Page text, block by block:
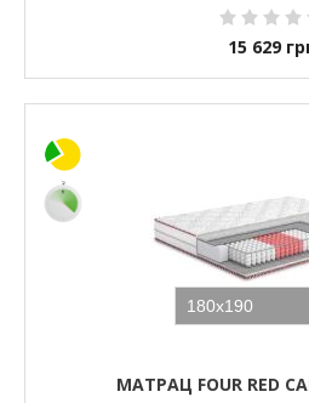
15 629
МАТРАЦ FOUR RED